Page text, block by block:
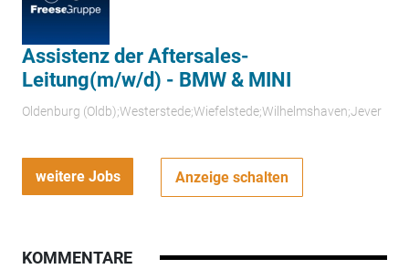
Assistenz der Aftersales-
Leitung(m/w/d) - BMW & MINI
Oldenburg (Oldb);Westerstede;Wiefelstede;Wilhelmshaven;Jever
weitere Jobs Anzeige schalten
KOMMENTARE